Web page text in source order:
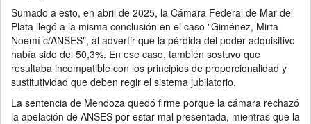
Sumado a esto, en abril de 2025, la Cámara Federal de Mar del
Plata llegó a la misma conclusión en el caso "Giménez, Mirta
Noemí c/ANSES", al advertir que la pérdida del poder adquisitivo
había sido del 50,3%. En ese caso, también sostuvo que
resultaba incompatible con los principios de proporcionalidad y
sustitutividad que deben regir el sistema jubilatorio.
La sentencia de Mendoza quedó firme porque la cámara rechazó
la apelación de ANSES por estar mal presentada, mientras que la